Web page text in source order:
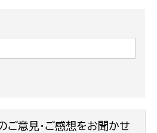
ご意見・ご感想をお聞かせ